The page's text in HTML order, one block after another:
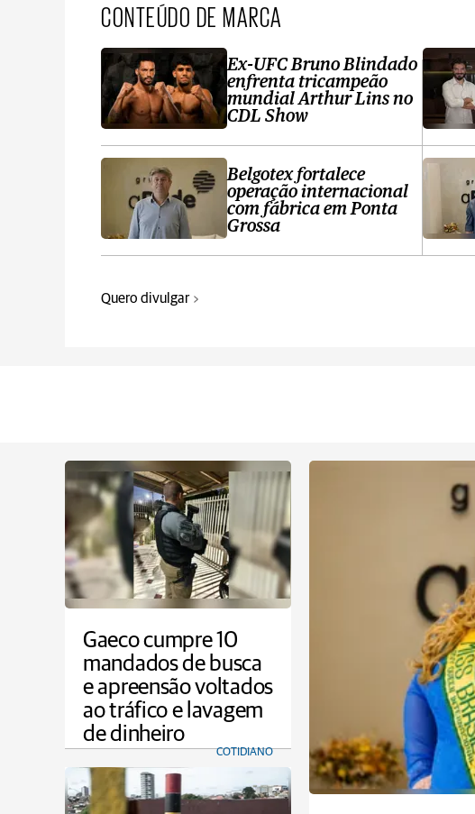
CONTEÚDO DE MARCA
Ex-UFC Bruno Blindado
enfrenta tricampeão
mundial Arthur Lins no
CDL Show
Belgotex fortalece
operação internacional
com fábrica em Ponta
Grossa
Quero divulgar
Gaeco cumpre 10
mandados de busca
e apreensão voltados
ao tráfico e lavagem
de dinheiro
COTIDIANO